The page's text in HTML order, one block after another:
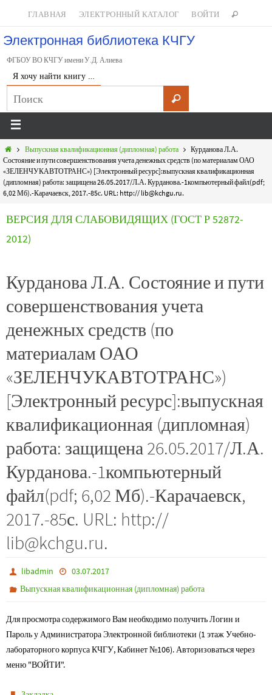
ГЛАВНАЯ ЭЛЕКТРОННЫЙ КАТАЛОГ ВОЙТИ
Электронная библиотека КЧГУ
ФГБОУ ВО КЧГУ имени У.Д. Алиева
Я хочу найти книгу …
Выпускная квалификационная (дипломная) работа
Курданова Л.А.
Состояние и пути совершенствования учета денежных средств (по материалам ОАО
«ЗЕЛЕНЧУКАВТОТРАНС») [Электронный ресурс]:выпускная квалификационная
(дипломная) работа: защищена 26.05.2017/Л.А. Курданова.-1компьютерный файл(pdf;
6,02 Мб).-Карачаевск, 2017.-85с. URL: http:// lib@kchgu.ru.
ВЕРСИЯ ДЛЯ СЛАБОВИДЯЩИХ (ГОСТ Р 52872-
2012)
Курданова Л.А. Состояние и пути
совершенствования учета
денежных средств (по
материалам ОАО
«ЗЕЛЕНЧУКАВТОТРАНС»)
[Электронный ресурс]:выпускная
квалификационная (дипломная)
работа: защищена 26.05.2017/Л.А.
Курданова.-1компьютерный
файл(pdf; 6,02 Мб).-Карачаевск,
2017.-85с. URL: http://
lib@kchgu.ru.
libadmin
03.07.2017
Выпускная квалификационная (дипломная) работа
Для просмотра содержимого Вам необходимо получить Логин и
Пароль у Администратора Электронной библиотеки (1 этаж Учебно-
лабораторного корпуса КЧГУ, Кабинет №106). Авторизоваться через
меню "ВОЙТИ".